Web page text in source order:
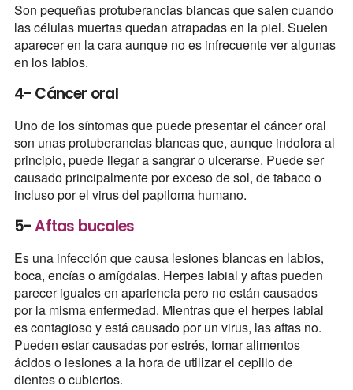
Son pequeñas protuberancias blancas que salen cuando
las células muertas quedan atrapadas en la piel. Suelen
aparecer en la cara aunque no es infrecuente ver algunas
en los labios.
4- Cáncer oral
Uno de los síntomas que puede presentar el cáncer oral
son unas protuberancias blancas que, aunque indolora al
principio, puede llegar a sangrar o ulcerarse. Puede ser
causado principalmente por exceso de sol, de tabaco o
incluso por el virus del papiloma humano.
5-Aftas bucales
Es una infección que causa lesiones blancas en labios,
boca, encías o amígdalas. Herpes labial y aftas pueden
parecer iguales en apariencia pero no están causados
por la misma enfermedad. Mientras que el herpes labial
es contagioso y está causado por un virus, las aftas no.
Pueden estar causadas por estrés, tomar alimentos
ácidos o lesiones a la hora de utilizar el cepillo de
dientes o cubiertos.